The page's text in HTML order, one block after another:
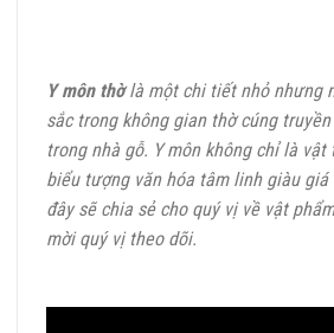
Y môn thờlà một chi tiết nhỏ nhưng
sắc trong không gian thờ cúng
trong nhà gỗ. Y môn không chỉ là
biểu tượng văn hóa tâm linh giàu
đây sẽ chia sẻ cho quý vị về vật
mời quý vị theo dõi.